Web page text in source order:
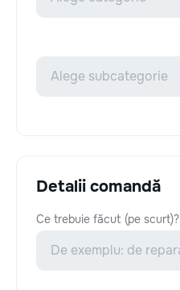
Detalii comandă
Ce trebuie făcut (pe scurt)?